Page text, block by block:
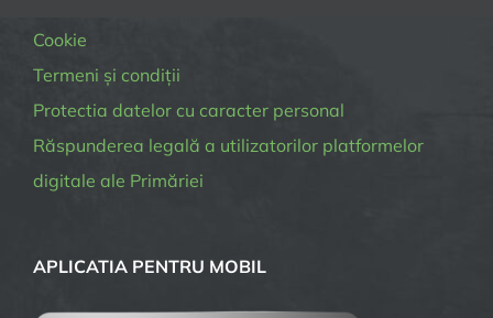
Cookie
Termeni și condiții
Protectia datelor cu caracter personal
Răspunderea legală a utilizatorilor platformelor
digitale ale Primăriei
APLICATIA PENTRU MOBIL